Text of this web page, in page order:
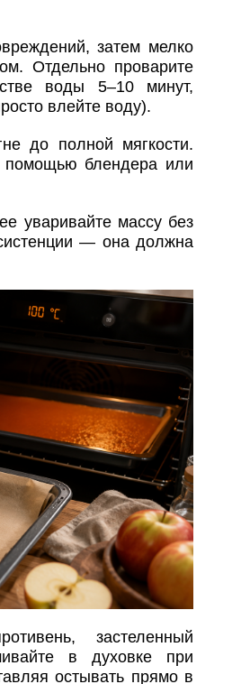
затем мелко
Отдельно проварите
воды 5–10 минут,
влейте воду).
до полной мягкости.
помощью блендера или
уваривайте массу без
— она должна
застеленный
в духовке при
остывать прямо в